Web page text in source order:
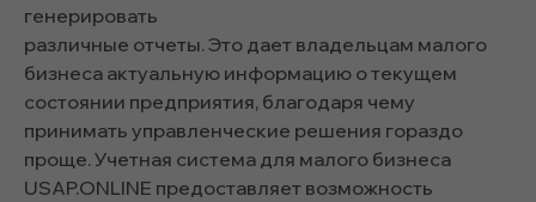
генерировать
различные отчеты. Это дает владельцам малого
бизнеса актуальную информацию о текущем
состоянии предприятия, благодаря чему
принимать управленческие решения гораздо
проще.Учетная система для малого бизнеса
USAP.ONLINE предоставляет возможность